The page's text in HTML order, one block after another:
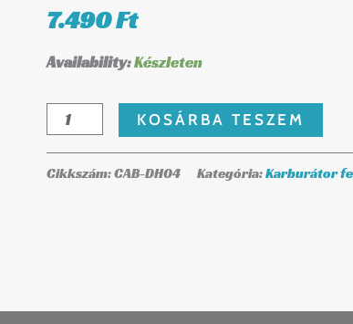
7.490Ft
Availability:Készleten
DH04
KOSÁRBA TESZEM
Cikkszám:CAB-DH04 Kategória:Karburátor